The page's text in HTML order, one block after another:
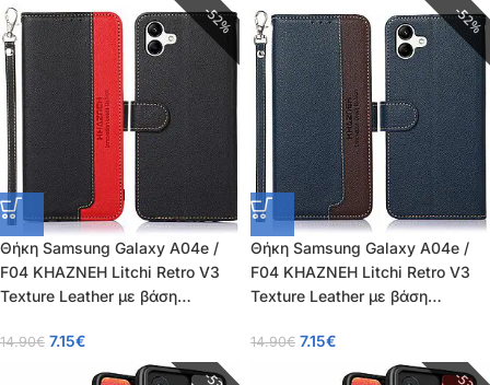
52%
Θήκη Samsung Galaxy A04e /
F04 KHAZNEH Litchi Retro V3
Texture Leather με βάση
μαγνητικό κούμπωμα μαύρο
14.90€ 7.15€
52%
Θήκη Samsung Galaxy A04e /
F04 KHAZNEH Litchi Retro V3
Texture Leather με βάση
μαγνητικό κούμπωμα μπλε
14.90€ 7.15€